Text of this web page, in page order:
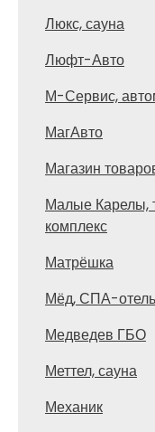
Люкс, сауна
Люфт-Авто
М-Сервис,
МагАвто
Магазин
Малые Карелы,
комплекс
Матрёшка
Мёд, СПА-отель
Медведев ГБО
Меттел, сауна
Механик